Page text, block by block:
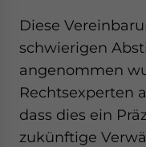
Diese
schwierigen
angenommen
Rechtsexperten
dass dies ein
zukünftige